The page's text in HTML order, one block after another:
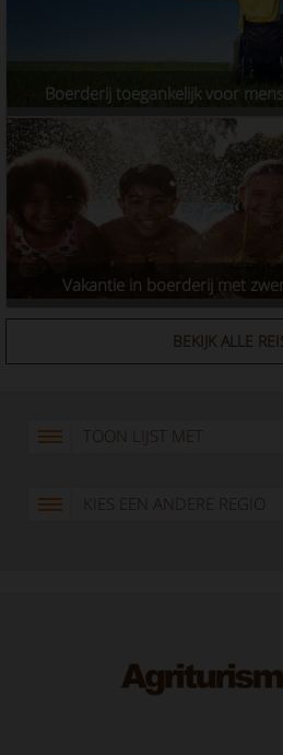
Boerderij toegankelijk voor
Vakantie in boerderij met
BEKIJK ALLE
TOON LIJST MET
KIES EEN ANDERE REGIO